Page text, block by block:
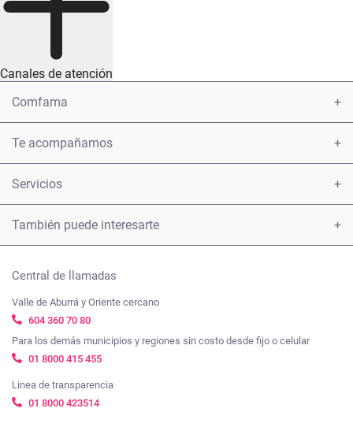
Canales de atención
Comfama
Encuéntranos
Política protección de datos personales
Términos y condiciones
Notificaciones
judiciales:notificacionesjudiciales@comfama.com.co
Te acompañamos
Presenta una petición u observación
Ayúdanos a mejorar, cuéntanos tu experiencia
Servicios
Créditos
Subsidios
Empleo
También puede interesarte
Viajes Comfama
Colegios Comfama
Agenda Comfama
Central de llamadas
Valle de Aburrá y Oriente cercano
604 360 70 80
Para los demás municipios y regiones sin costo desde fijo o celular
01 8000 415 455
Linea de transparencia
01 8000 423514